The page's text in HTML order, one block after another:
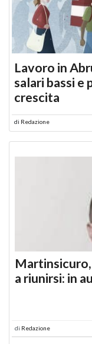
Lavoro in
salari bassi e
crescita
di Redazione
a riunirsi: in
di Redazione